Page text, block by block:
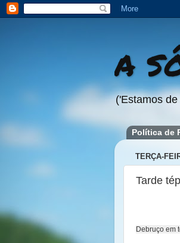
A
('Estamos
Política de
TERÇA-
Tarde
Debruço em